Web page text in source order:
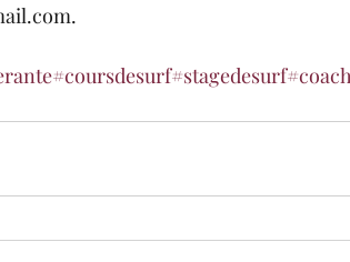
#coursdesurf#stagedesurf